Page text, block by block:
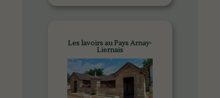
Les lavoirs au Pays Arnay-
Liernais